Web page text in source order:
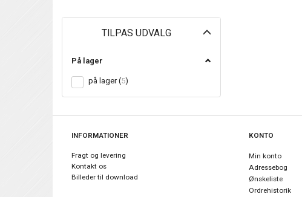
TILPAS UDVALG
På lager
på lager(5)
INFORMATIONER
Fragt og levering
Kontakt os
Billeder til download
KONTO
Min konto
Adressebog
Ønskeliste
Ordrehistorik